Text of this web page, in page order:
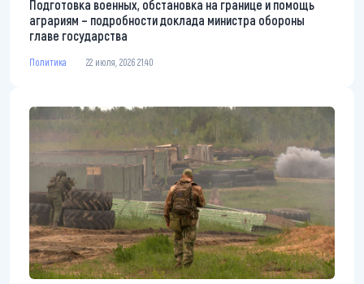
Подготовка военных, обстановка на границе и помощь
аграриям – подробности доклада министра обороны
главе государства
Политика 22 июля, 2026 21:40